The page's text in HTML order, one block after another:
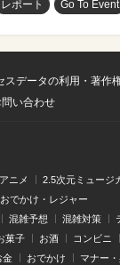
レポート Go To Event
スデータの利用・著作
い合わせ
アニメ 2.5次元ミュージ
おでかけ・レジャー
混雑予想 混雑対策
菓子 お酒 コンビニ
金 おでかけ マナー